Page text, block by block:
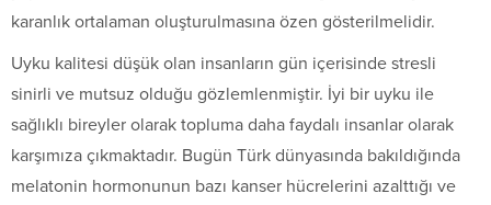
karanlık ortalaman oluşturulmasına özen gösterilmelidir.
Uyku kalitesi düşük olan insanların gün içerisinde stresli
sinirli ve mutsuz olduğu gözlemlenmiştir. İyi bir uyku ile
sağlıklı bireyler olarak topluma daha faydalı insanlar olarak
karşımıza çıkmaktadır. Bugün Türk dünyasında bakıldığında
melatonin hormonunun bazı kanser hücrelerini azalttığı ve